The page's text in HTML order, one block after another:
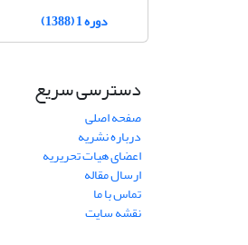
دوره 1 (1388)
دسترسی سریع
صفحه اصلی
درباره نشریه
اعضای هیات تحریریه
ارسال مقاله
تماس با ما
نقشه سایت